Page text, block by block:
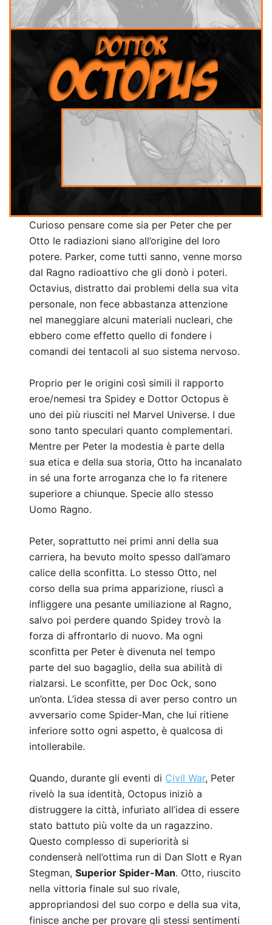
Curioso pensare come sia per Peter che per
Otto le radiazioni siano all’origine del loro
potere. Parker, come tutti sanno, venne morso
dal Ragno radioattivo che gli donò i poteri.
Octavius, distratto dai problemi della sua vita
personale, non fece abbastanza attenzione
nel maneggiare alcuni materiali nucleari, che
ebbero come effetto quello di fondere i
comandi dei tentacoli al suo sistema nervoso.
Proprio per le origini così simili il rapporto
eroe/nemesi tra Spidey e Dottor Octopus è
uno dei più riusciti nel Marvel Universe. I due
sono tanto speculari quanto complementari.
Mentre per Peter la modestia è parte della
sua etica e della sua storia, Otto ha incanalato
in sé una forte arroganza che lo fa ritenere
superiore a chiunque. Specie allo stesso
Uomo Ragno.
Peter, soprattutto nei primi anni della sua
carriera, ha bevuto molto spesso dall’amaro
calice della sconfitta. Lo stesso Otto, nel
corso della sua prima apparizione, riuscì a
infliggere una pesante umiliazione al Ragno,
salvo poi perdere quando Spidey trovò la
forza di affrontarlo di nuovo. Ma ogni
sconfitta per Peter è divenuta nel tempo
parte del suo bagaglio, della sua abilità di
rialzarsi. Le sconfitte, per Doc Ock, sono
un’onta. L’idea stessa di aver perso contro un
avversario come Spider-Man, che lui ritiene
inferiore sotto ogni aspetto, è qualcosa di
intollerabile.
Quando, durante gli eventi di Civil War, Peter
rivelò la sua identità, Octopus iniziò a
distruggere la città, infuriato all’idea di essere
stato battuto più volte da un ragazzino.
Questo complesso di superiorità si
condenserà nell’ottima run di Dan Slott e Ryan
Stegman,Superior Spider-Man. Otto, riuscito
nella vittoria finale sul suo rivale,
appropriandosi del suo corpo e della sua vita,
finisce anche per provare gli stessi sentimenti